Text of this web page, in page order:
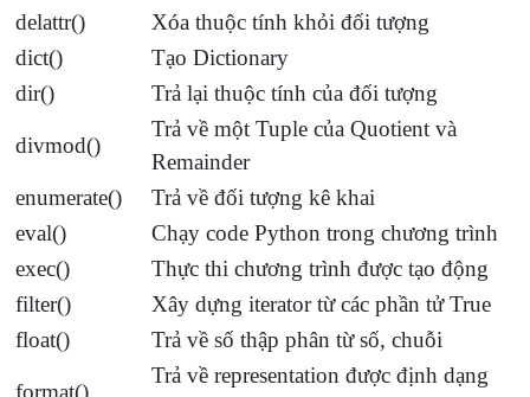
delattr()
Xóa thuộc tính khỏi đối tượng
dict()
Tạo Dictionary
dir()
Trả lại thuộc tính của đối tượng
divmod()
Trả về một Tuple của Quotient và
Remainder
enumerate()
Trả về đối tượng kê khai
eval()
Chạy code Python trong chương trình
exec()
Thực thi chương trình được tạo động
filter()
Xây dựng iterator từ các phần tử True
float()
Trả về số thập phân từ số, chuỗi
format()
Trả về representation được định dạng